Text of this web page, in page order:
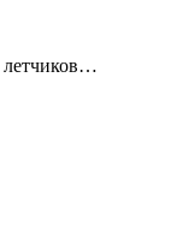
летчиков…